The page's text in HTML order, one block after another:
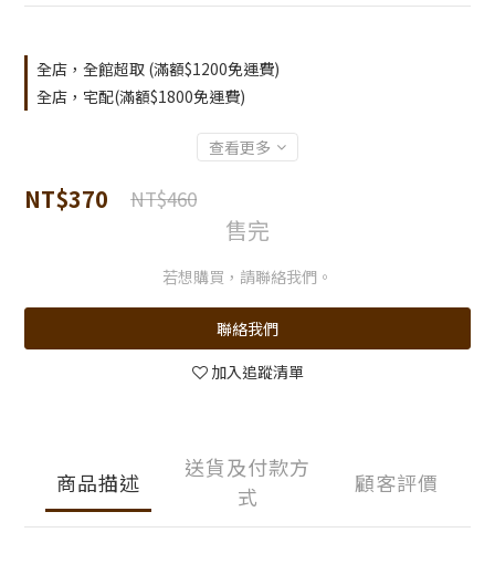
全店，全館超取 (滿額$1200免運費)
全店，宅配(滿額$1800免運費)
查看更多
NT$370 NT$460
售完
若想購買，請聯絡我們。
聯絡我們
加入追蹤清單
商品描述
送貨及付款方
式
顧客評價